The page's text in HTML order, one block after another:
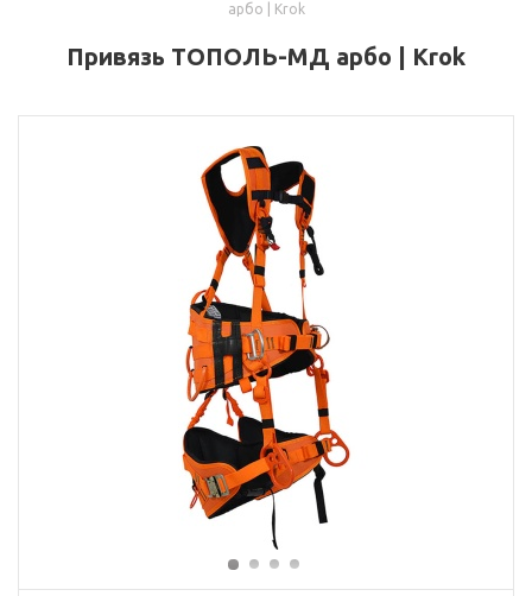
арбо | Krok
Привязь ТОПОЛЬ-МД арбо | Krok